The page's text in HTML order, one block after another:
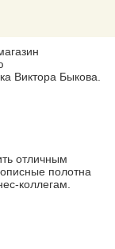
Виктора Быкова.
отличным
полотна
коллегам.